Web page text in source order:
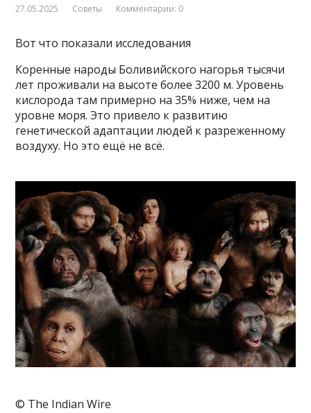
27.05.2025 Советы Комментарии: 0
Вот что показали исследования
Коренные народы Боливийского нагорья тысячи
лет проживали на высоте более 3200 м. Уровень
кислорода там примерно на 35% ниже, чем на
уровне моря. Это привело к развитию
генетической адаптации людей к разреженному
воздуху. Но это ещё не всё.
© The Indian Wire